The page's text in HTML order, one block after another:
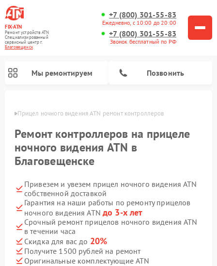
FIX-ATN
Ремонт устройств ATN
Специализированный
cервисный центр г.
Благовещенск
+7 (800) 301-55-83
Ежедневно, с 10:00 до 20:00
+7 (800) 301-55-83
Звонок бесплатный по РФ
Мы ремонтируем Позвонить
Прицел ночного видения ATN ремонт контроллеров
Ремонт контроллеров на прицеле
ночного видения ATN в
Благовещенске
Привезем и увезем прицел ночного видения ATN
собственной доставкой
Гарантия на наши работы по ремонту прицелов
ночного видения ATN до 3-х лет
Срочный ремонт прицелов ночного видения ATN
в течении часа
Скидка для вас до 20%
Получите 1500 рублей на ремонт
Оригинальные комплектующие ATN